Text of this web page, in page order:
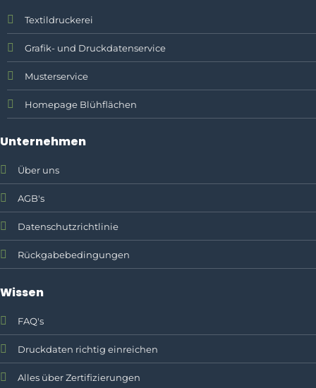
Textildruckerei
Grafik- und Druckdatenservice
Musterservice
Homepage Blühflächen
Unternehmen
Über uns
AGB's
Datenschutzrichtlinie
Rückgabebedingungen
Wissen
FAQ's
Druckdaten richtig einreichen
Alles über Zertifizierungen